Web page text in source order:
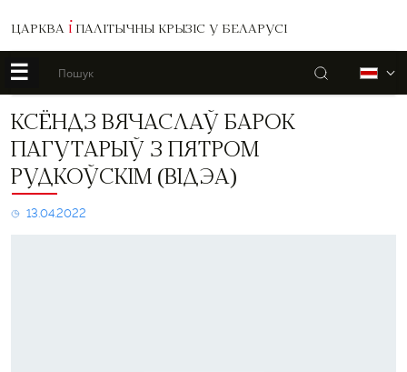
ЦАРКВА І ПАЛІТЫЧНЫ КРЫЗІС У БЕЛАРУСІ
☰ Пошук
Ксёндз
Вячаслаў
Барок
пагутарыў
з
Пятром
Рудкоўскім
КСЁНДЗ ВЯЧАСЛАЎ БАРОК
ПАГУТАРЫЎ З ПЯТРОМ
РУДКОЎСКІМ (ВІДЭА)
13.04.2022